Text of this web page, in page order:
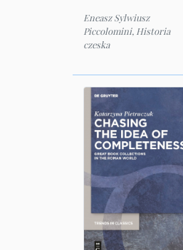
Eneasz Sylwiusz
Piccolomini, Historia
czeska